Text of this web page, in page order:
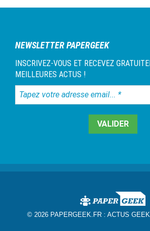
NEWSLETTER PAPERGEEK
INSCRIVEZ-VOUS ET RECEVEZ
MEILLEURES ACTUS !
Tapez
votre
© 2026 PAPERGEEK.FR : ACTUS